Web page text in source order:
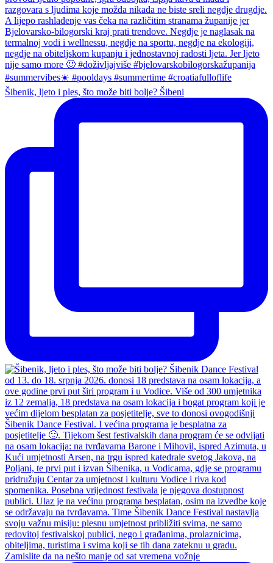
Šibenik, ljeto i ples, što može biti bolje? Šibeni
Zamislite da na nešto manje od sat vremena vožnje